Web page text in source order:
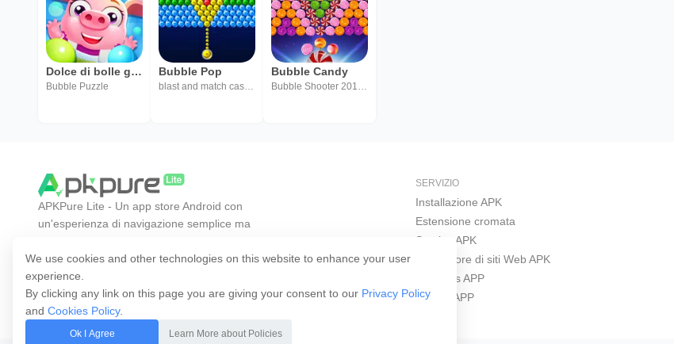
Dolce di bolle giochi
Bubble Puzzle
Bubble Pop
blast and match casual game
Bubble Candy
Bubble Shooter 2018 Worlds
We use cookies and other technologies on this website to enhance your user
experience.
By clicking any link on this page you are giving your consent to our Privacy Policy
and Cookies Policy.
Ok I Agree Learn More about Policies
APKPure Lite - Un app store Android con
un'esperienza di navigazione semplice ma
facile, veloce e sicuro.
SERVIZIO
Installazione APK
Estensione cromata
Scarica APK
Costruttore di siti Web APK
Windows APP
iPhone APP